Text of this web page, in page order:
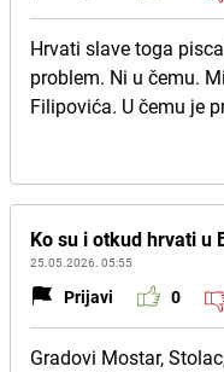
Hrvati slave toga
problem. Ni u čemu.
Filipovića. U čemu je
Ko su i otkud hrvati u
25.05.2026. 05:55
Prijavi 0
Gradovi Mostar,